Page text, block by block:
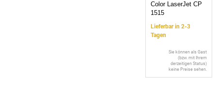
Color LaserJet CP
1515
Lieferbar in 2-3
Tagen
Sie können als Gast
(bzw. mit Ihrem
derzeitigen Status)
keine Preise sehen.